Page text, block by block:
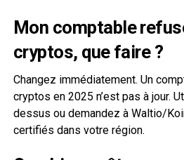
Mon comptable
cryptos, que faire ?
Changez immédiatement. Un
cryptos en 2025 n’est pas à jour.
dessus ou demandez à Waltio/
certifiés dans votre région.